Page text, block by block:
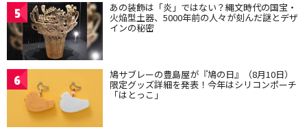
5 あの装飾は「炎」ではない？縄文時代の国宝・
火焔型土器、5000年前の人々が刻んだ謎とデザ
インの秘密
6 鳩サブレーの豊島屋が『鳩の日』（8月10日）
限定グッズ詳細を発表！今年はシリコンポーチ
「はとっこ」